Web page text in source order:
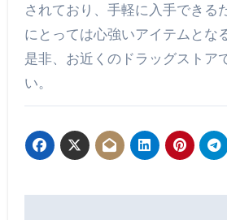
されており、手軽に入手できる
にとっては心強いアイテムとな
是非、お近くのドラッグストア
い。